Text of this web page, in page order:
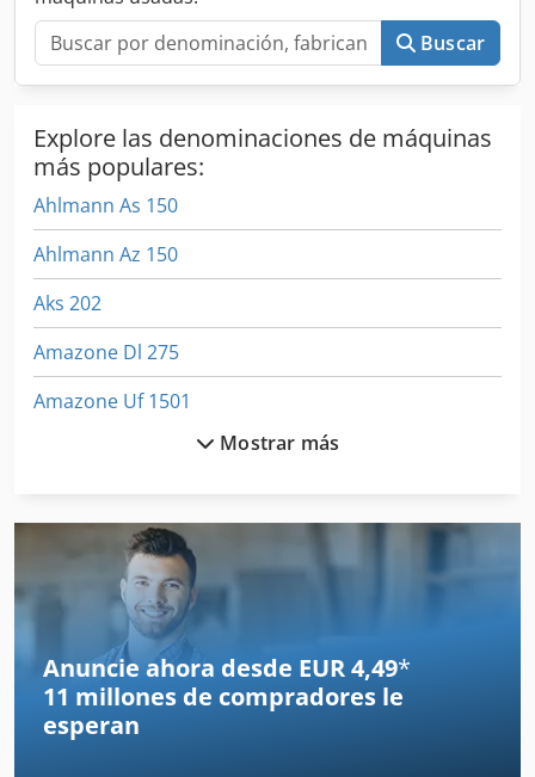
Buscar
Explore las denominaciones de máquinas
más populares:
Ahlmann As 150
Ahlmann Az 150
Aks 202
Amazone Dl 275
Amazone Uf 1501
Amazone Zam 1500
Ammann Av 110 X
Ausa
Ausa 120 Dh
Ausa 150
Ausa 150 Ahg
Mostrar más
Anuncie ahora desde EUR 4,49*
11 millones de compradores le
esperan